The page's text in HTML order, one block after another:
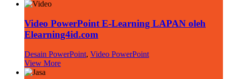
Video PowerPoint E-Learning LAPAN oleh
Elearning4id.com
Desain PowerPoint, Video PowerPoint
View More